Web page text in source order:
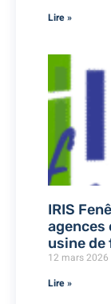
Lire »
IRIS
usine
12 mars 2026
Lire »